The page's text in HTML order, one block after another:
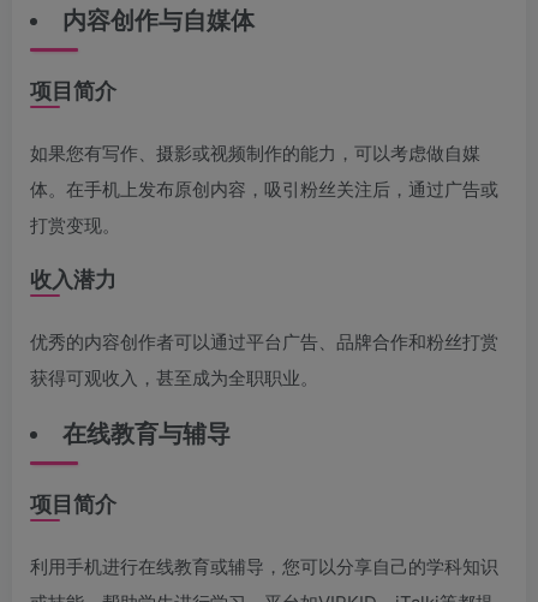
内容创作与自媒体
项目简介
如果您有写作、摄影或视频制作的能力，可以考虑做自媒
体。在手机上发布原创内容，吸引粉丝关注后，通过广告或
打赏变现。
收入潜力
优秀的内容创作者可以通过平台广告、品牌合作和粉丝打赏
获得可观收入，甚至成为全职职业。
在线教育与辅导
项目简介
利用手机进行在线教育或辅导，您可以分享自己的学科知识